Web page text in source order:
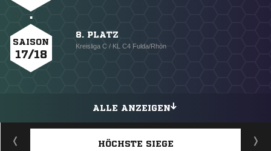
SAISON
17/18
8. PLATZ
Kreisliga C / KL C4 Fulda/Rhön
ALLE ANZEIGEN
HÖCHSTE SIEGE